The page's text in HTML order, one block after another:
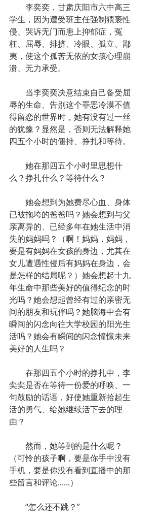
李奕奕，甘肃庆阳市六中高三
学生，因为遭受班主任强制猥亵性
侵、哭诉无门而患上抑郁症，冤
枉、屈辱、排挤、冷眼、孤立、鄙
夷，使这个孤苦无依的女孩心理崩
溃、无力承受。
当李奕奕决意结束自己备受屈
辱的生命、告别这个罪恶冷漠不值
得留恋的世界时，她有没有过一丝
的犹豫？显然是，否则无法解释她
四五个小时的僵持、挣扎和等待。
她在那四五个小时里思想什
么？挣扎什么？等待什么？
她会想到为她费尽心血、身体
已被拖垮的爸爸吗？她会想到与父
亲离异的、已经多年在她生活中消
失的妈妈吗？（啊！妈妈，妈妈，
要是有妈妈在女孩的身边，尤其在
女儿遭遇性侵后有妈妈在身边，会
是怎样的结局呢？）她会想起十九
年生命中那些美好的值得纪念的时
光吗？她会想起曾经有过的亲密无
间的朋友和玩伴吗？她脑海中会有
瞬间的闪念向往大学校园的阳光生
活吗？她会有瞬间的闪念憧憬未来
美好的人生吗？
在那四五个小时的挣扎中，李
奕奕是否在等待一份爱的呼唤、一
句鼓励的话语，好使她重新拾起生
活的勇气、给她继续活下去的理
由？
然而，她等到的是什么呢？
（可怜的孩子啊，要是你手中没有
手机，要是你没有看到直播中的那
些留言和评论......）
“怎么还不跳？”